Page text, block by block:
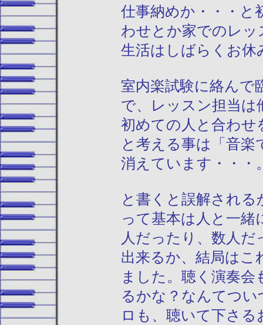
仕事納めか・・・と
わせとか家でのレ
生活はしばらくお休
室内楽試験に絡んで
で、レッスン担当は
初めての人と合わせ
と考える事は「音
消えています・・・
と書くと誤解され
って基本は人と一
人だったり、数人
出来るか、結局はこ
ました。聴く演奏
るかな？なんてつ
ロも、聴いて下さ